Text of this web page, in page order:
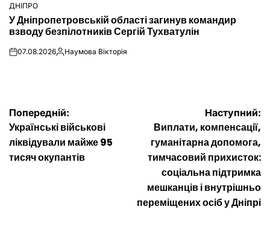
ОПУБЛІКУВАТИ
У
ДНІПРО
У Дніпропетровській області загинув командир
взводу безпілотників Сергій Тухватулін
on07.08.2026Опубліковано
Наумова Вікторія
Навігація
записів
Попередній:
Українські військові
ліквідували майже 95
тисяч окупантів
Наступний:
Виплати, компенсації,
гуманітарна допомога,
тимчасовий прихисток:
соціальна підтримка
мешканців і внутрішньо
переміщених осіб у Дніпрі